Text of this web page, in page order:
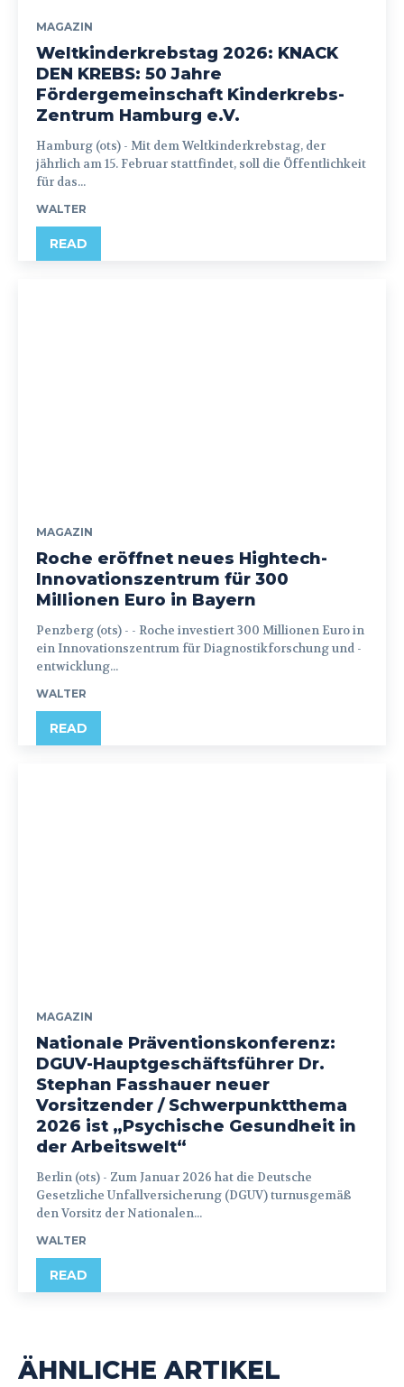
MAGAZIN
Weltkinderkrebstag 2026: KNACK
DEN KREBS: 50 Jahre
Fördergemeinschaft Kinderkrebs-
Zentrum Hamburg e.V.
Hamburg (ots) - Mit dem Weltkinderkrebstag, der
jährlich am 15. Februar stattfindet, soll die Öffentlichkeit
für das...
WALTER
READ
MAGAZIN
Roche eröffnet neues Hightech-
Innovationszentrum für 300
Millionen Euro in Bayern
Penzberg (ots) - - Roche investiert 300 Millionen Euro in
ein Innovationszentrum für Diagnostikforschung und -
entwicklung...
WALTER
READ
MAGAZIN
Nationale Präventionskonferenz:
DGUV-Hauptgeschäftsführer Dr.
Stephan Fasshauer neuer
Vorsitzender / Schwerpunktthema
2026 ist „Psychische Gesundheit in
der Arbeitswelt“
Berlin (ots) - Zum Januar 2026 hat die Deutsche
Gesetzliche Unfallversicherung (DGUV) turnusgemäß
den Vorsitz der Nationalen...
WALTER
READ
ÄHNLICHE ARTIKEL